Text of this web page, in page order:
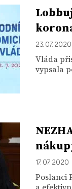
23. 07. 2020
Vláda
vypsala
17. 07. 2020
Poslanci